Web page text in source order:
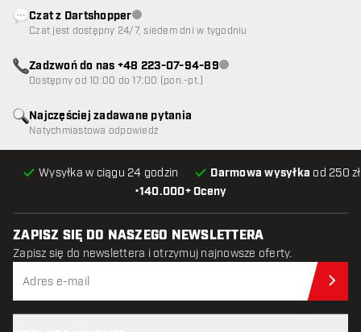
•140.000+ Oceny
Wysyłka w ciągu 24 godzin Darmowa wysyłka od 250
Najczęściej zadawane pytania
Natychmiastowa odpowiedź
Czat z DartshopperObsługa klienta niedostępna
Czat jest dostępny 24/7, siedem dni w tygodniu
Zadzwoń do nas +48 223-07-94-89Obsługa klienta niedostępna
Dostępny od 10:00 do 17:00 (pon.-pt.)
ZAPISZ SIĘ DO NASZEGO NEWSLETTERA
Zapisz się do newslettera i otrzymuj najnowsze oferty.